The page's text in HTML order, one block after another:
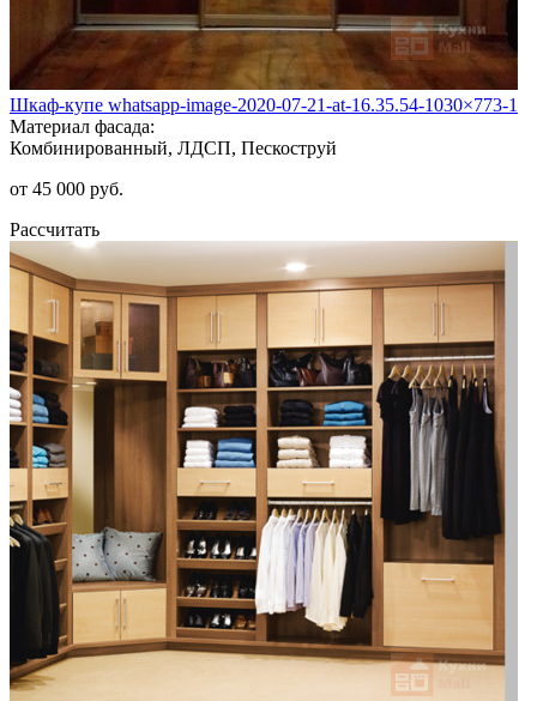
Шкаф-купе whatsapp-image-2020-07-21-at-16.35.54-1030×773-1
Материал фасада:
Комбинированный, ЛДСП, Пескоструй
от 45 000 руб.
Рассчитать